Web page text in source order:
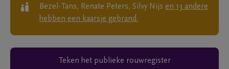
Bezel-Tans, Renate Peters, Silvy Nijs en 13 andere
hebben een kaarsje gebrand.
Teken het publieke rouwregister